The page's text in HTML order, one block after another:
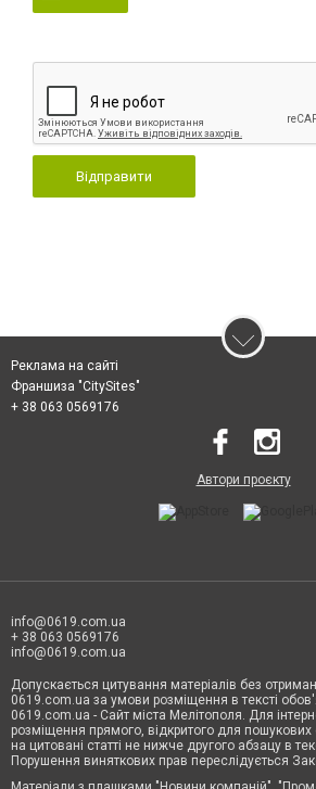
Відправити
Реклама на сайті
Франшиза "CitySites"
+ 38 063 0569176
Автори проєкту
info@0619.com.ua
+ 38 063 0569176
info@0619.com.ua
Допускається цитування матеріалів без
0619.com.ua за умови розміщення в тексті
0619.com.ua - Сайт міста Мелітополя. Для
розміщення прямого, відкритого для
на цитовані статті не нижче другого абзацу в
Порушення виняткових прав переслідується